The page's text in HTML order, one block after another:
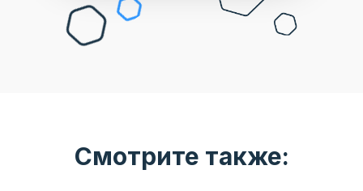
Смотрите также: